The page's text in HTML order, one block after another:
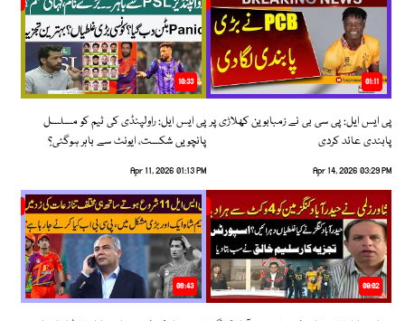
01:11
پی ایس ایل: پی سی بی نے زمبابوین کھلاڑی پر
پابندی عائد کردی
Apr 14, 2026 03:29 PM
10:33
پی ایس ایل: راولپنڈی کی ٹیم کو مسلسل
پانچویں شکست، ایونٹ سے باہر ہوگئی؟
Apr 11, 2026 01:13 PM
09:02
06:43